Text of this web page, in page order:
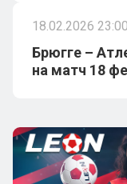
18.02.2026 23:00
Брюгге –
на матч 18